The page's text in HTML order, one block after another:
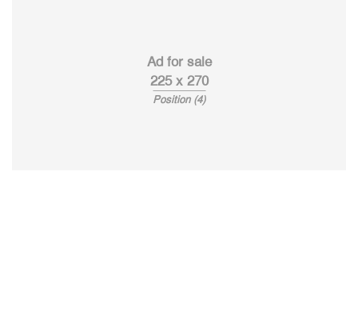
Ad for sale
225 x 270
Position (4)